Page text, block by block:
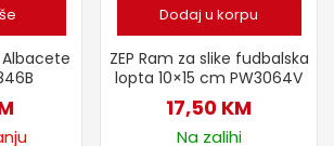
Albacete
Dodaj u korpu
ZEP Ram za slike fudbalska
lopta 10×15 cm PW3064V
17,50 KM
Na zalihi